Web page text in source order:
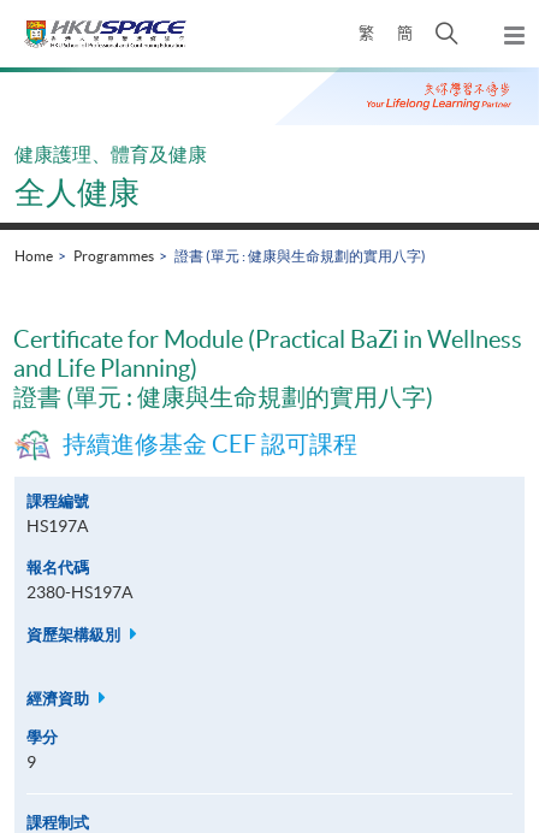
繁 簡
Open
search
panel
Main
健康護理、體育及健康
全人健康
Home Programmes 證書 (單元 : 健康與生命規劃的實用八字)
Certificate for Module (Practical BaZi in Wellness
and Life Planning)
證書 (單元 : 健康與生命規劃的實用八字)
持續進修基金 CEF 認可課程
課程編號
HS197A
報名代碼
2380-HS197A
資歷架構級別
經濟資助
學分
9
課程制式